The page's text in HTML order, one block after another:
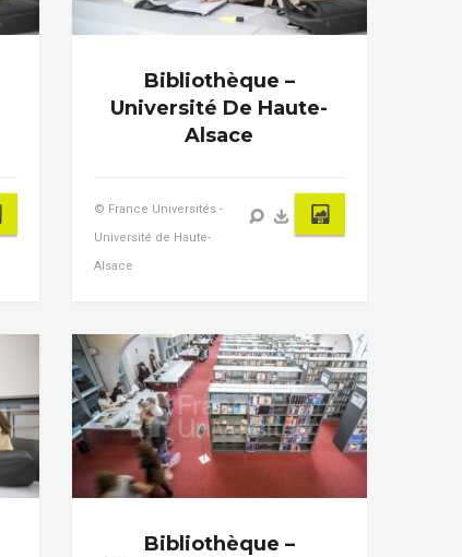
Bibliothèque –
Université De Haute-
Alsace
© France Universités -
Université de Haute-
Alsace
Bibliothèque –